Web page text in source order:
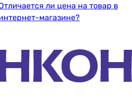
ли цена на товар в
магазине?